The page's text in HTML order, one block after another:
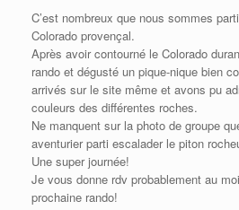
C’est nombreux que nous sommes
Colorado provençal.
Après avoir contourné le Colorado
rando et dégusté un pique-nique bien
arrivés sur le site même et avons pu
couleurs des différentes roches.
Ne manquent sur la photo de groupe
aventurier parti escalader le piton
Une super journée!
Je vous donne rdv probablement au
prochaine rando!